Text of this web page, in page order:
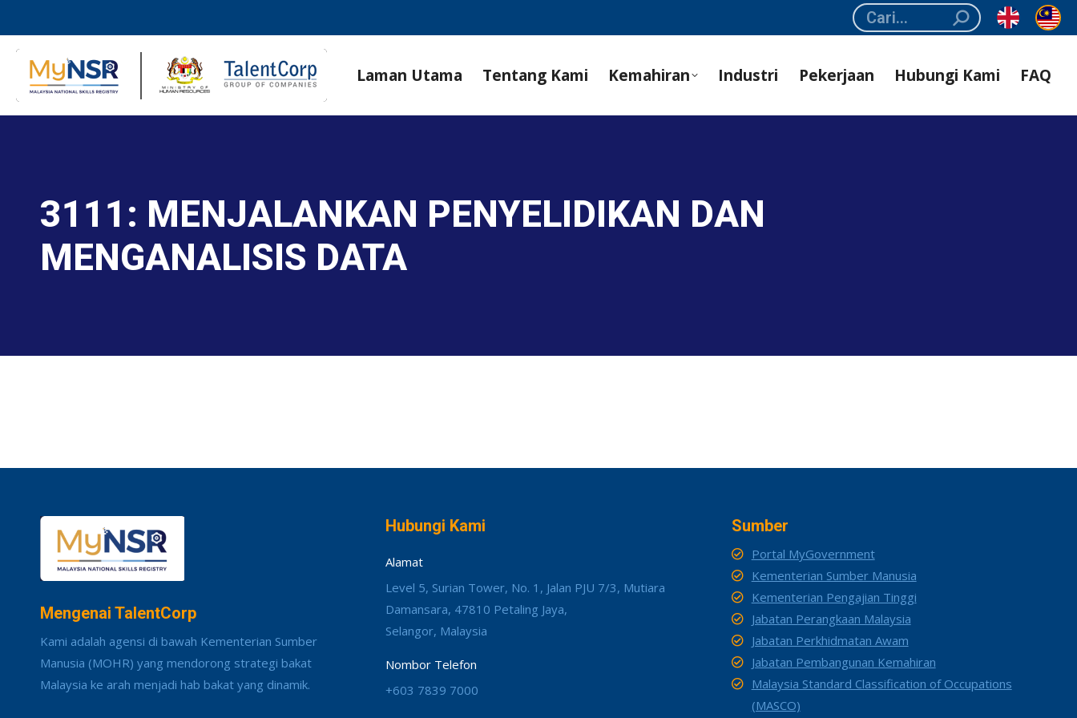
Search:
Laman Utama Tentang Kami Kemahiran Industri Pekerjaan Hubungi Kami FAQ
3111: MENJALANKAN PENYELIDIKAN DAN
MENGANALISIS DATA
Mengenai TalentCorp
Kami adalah agensi di bawah Kementerian Sumber
Manusia (MOHR) yang mendorong strategi bakat
Malaysia ke arah menjadi hab bakat yang dinamik.
Hubungi Kami
Alamat
Level 5, Surian Tower, No. 1, Jalan PJU 7/3, Mutiara
Damansara, 47810 Petaling Jaya,
Selangor, Malaysia
Nombor Telefon
+603 7839 7000
Sumber
Portal MyGovernment
Kementerian Sumber Manusia
Kementerian Pengajian Tinggi
Jabatan Perangkaan Malaysia
Jabatan Perkhidmatan Awam
Jabatan Pembangunan Kemahiran
Malaysia Standard Classification of Occupations
(MASCO)